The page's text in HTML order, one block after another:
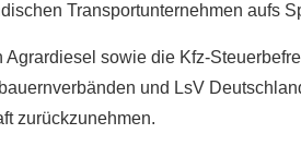
Transportunternehmen aufs
sowie die Kfz-
und LsV
zurückzunehmen.